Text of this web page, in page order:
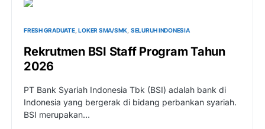
FRESH GRADUATE LOKER SMA/SMK SELURUH INDONESIA
Rekrutmen BSI Staff Program Tahun
2026
PT Bank Syariah Indonesia Tbk (BSI) adalah bank di
Indonesia yang bergerak di bidang perbankan syariah.
BSI merupakan…